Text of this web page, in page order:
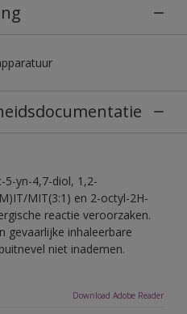
5-yn-4,7-diol, 1,2-
MIT(3:1) en 2-octyl-2H-
reactie veroorzaken.
gevaarlijke inhaleerbare
niet inademen.
Download Adobe Reader